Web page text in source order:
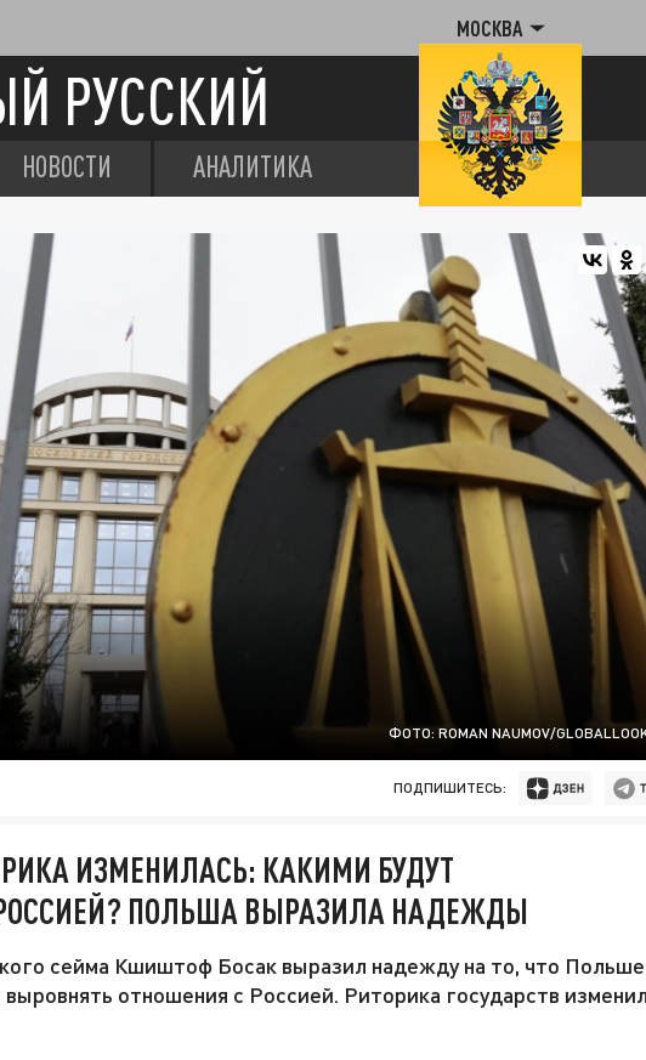
МОСКВА
РУССКИЙ
НОВОСТИ АНАЛИТИКА
ФОТО: ROMAN NAUMOV/
ПОДПИШИТЕСЬ:
ИЗМЕНИЛАСЬ: КАКИМИ БУДУТ
ПОЛЬША ВЫРАЗИЛА НАДЕЖДЫ
сейма Кшиштоф Босак выразил надежду на то, что
выровнять отношения с Россией. Риторика государств